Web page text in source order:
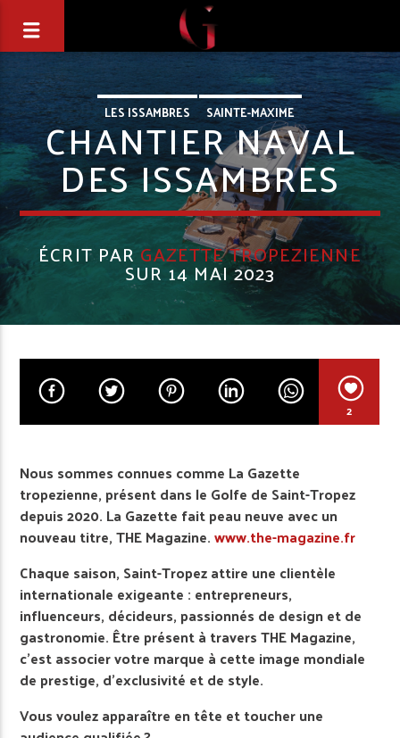
LES ISSAMBRES SAINTE-MAXIME
CHANTIER NAVAL
DES ISSAMBRES
ÉCRIT PARGAZETTE TROPEZIENNE
SUR 14 MAI 2023
2
Nous sommes connues comme La Gazette
tropezienne, présent dans le Golfe de Saint-Tropez
depuis 2020. La Gazette fait peau neuve avec un
nouveau titre, THE Magazine.www.the-magazine.fr
Chaque saison, Saint-Tropez attire une clientèle
internationale exigeante : entrepreneurs,
influenceurs, décideurs, passionnés de design et de
gastronomie. Être présent à travers THE Magazine,
c’est associer votre marque à cette image mondiale
de prestige, d’exclusivité et de style.
Vous voulez apparaître en tête et toucher une